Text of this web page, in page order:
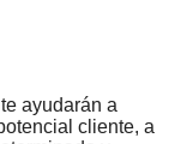
ayudarán a
cliente, a